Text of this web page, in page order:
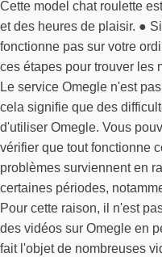
Cette model chat roulette
et des heures de plaisir. ●
fonctionne pas sur votre
ces étapes pour trouver les
Le service Omegle n'est
cela signifie que des
d'utiliser Omegle. Vous
vérifier que tout fonctionne
problèmes surviennent en
certaines périodes,
Pour cette raison, il n'est
des vidéos sur Omegle en
fait l'objet de nombreuses